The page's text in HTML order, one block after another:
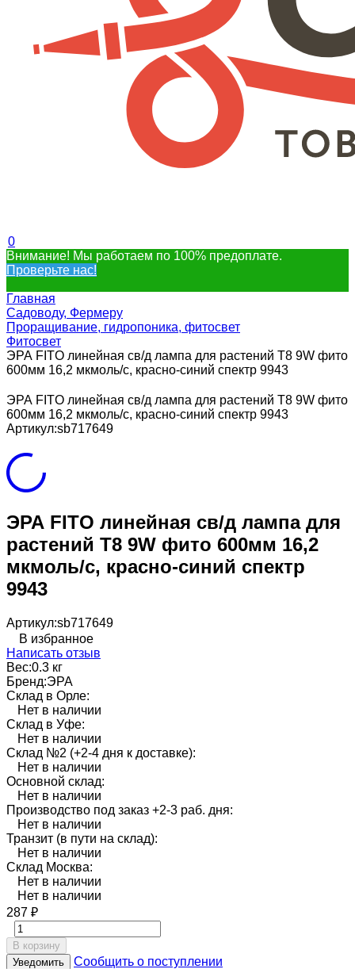
0
Внимание! Мы работаем по 100% предоплате.
Проверьте нас!
Главная
Садоводу, Фермеру
Проращивание, гидропоника, фитосвет
Фитосвет
ЭРА FITO линейная св/д лампа для растений T8 9W фито
600мм 16,2 мкмоль/c, красно-синий спектр 9943
ЭРА FITO линейная св/д лампа для растений T8 9W фито
600мм 16,2 мкмоль/c, красно-синий спектр 9943
Артикул:sb717649
ЭРА FITO линейная св/д лампа для
растений T8 9W фито 600мм 16,2
мкмоль/c, красно-синий спектр
9943
Артикул:sb717649
В избранное
Написать отзыв
Вес:0.3 кг
Бренд:ЭРА
Склад в Орле:
Нет в наличии
Склад в Уфе:
Нет в наличии
Склад №2 (+2-4 дня к доставке):
Нет в наличии
Основной склад:
Нет в наличии
Производство под заказ +2-3 раб. дня:
Нет в наличии
Транзит (в пути на склад):
Нет в наличии
Склад Москва:
Нет в наличии
Нет в наличии
287 ₽
В корзину
Уведомить
Сообщить о поступлении